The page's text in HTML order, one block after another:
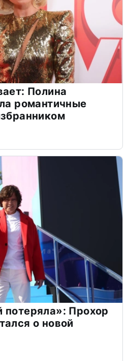
Полина
романтичные
Прохор
о новой